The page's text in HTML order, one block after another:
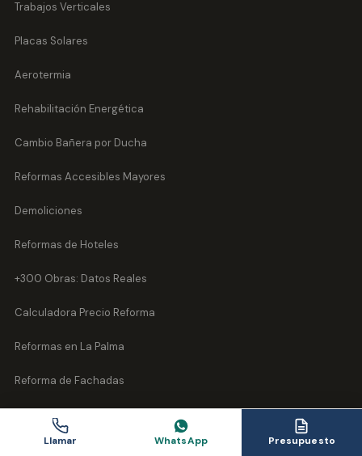
Trabajos Verticales
Placas Solares
Aerotermia
Rehabilitación Energética
Cambio Bañera por Ducha
Reformas Accesibles Mayores
Demoliciones
Reformas de Hoteles
+300 Obras: Datos Reales
Calculadora Precio Reforma
Reformas en La Palma
Reforma de Fachadas
Fontanería
Llamar WhatsApp Presupuesto